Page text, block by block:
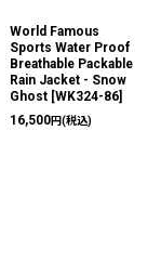
World Famous
Sports Water Proof
Breathable Packable
Rain Jacket - Snow
Ghost [WK324-86]
16,500円(税込)